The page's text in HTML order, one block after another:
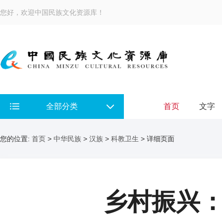
您好，欢迎中国民族文化资源库！
全部分类 首页 文字
您的位置: 首页 > 中华民族 > 汉族 > 科教卫生 > 详细页面
乡村振兴